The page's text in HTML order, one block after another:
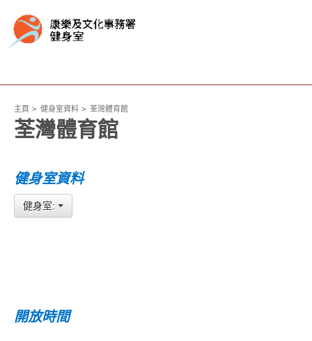
主頁 健身室資料 荃灣體育館
荃灣體育館
健身室資料
健身室:
開放時間